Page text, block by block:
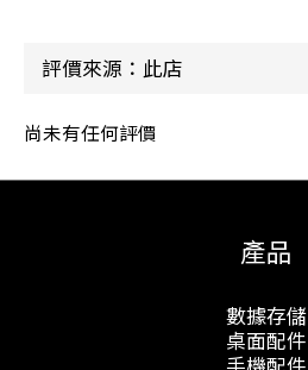
尚未有任何評價
產品
數據存儲
桌面配件